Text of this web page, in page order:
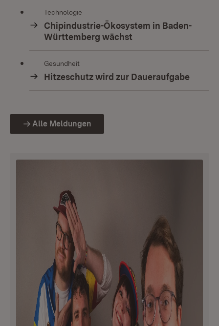
Technologie
Chipindustrie-Ökosystem in Baden-
Württemberg wächst
Gesundheit
Hitzeschutz wird zur Daueraufgabe
Alle Meldungen